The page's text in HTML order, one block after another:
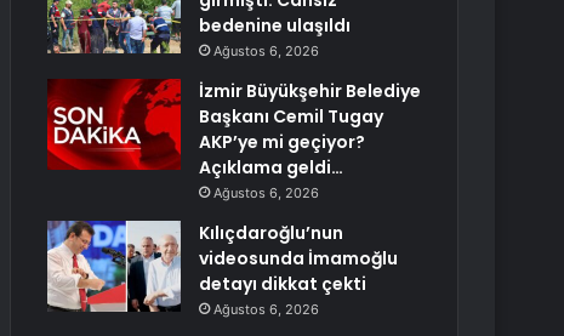
bedenine ulaşıldı
Ağustos 6, 2026
İzmir Büyükşehir Belediye
Başkanı Cemil Tugay
AKP’ye mi geçiyor?
Açıklama geldi…
Ağustos 6, 2026
Kılıçdaroğlu’nun
videosunda İmamoğlu
detayı dikkat çekti
Ağustos 6, 2026